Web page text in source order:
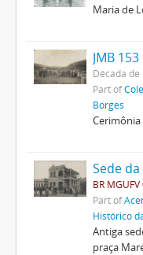
Maria de
JMB 153
Década de
Part of
Borges
Cerimônia
Sede
BR
Part of
Histórico
Antiga
praça